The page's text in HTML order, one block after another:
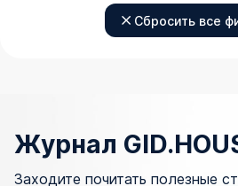
Сбросить все
Журнал
Заходите почитать полезные